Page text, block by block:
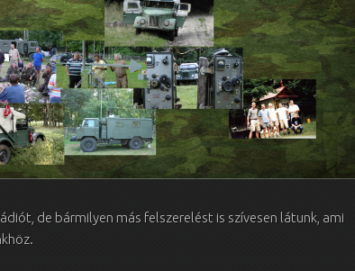
de bármilyen más felszerelést is szívesen látunk, ami